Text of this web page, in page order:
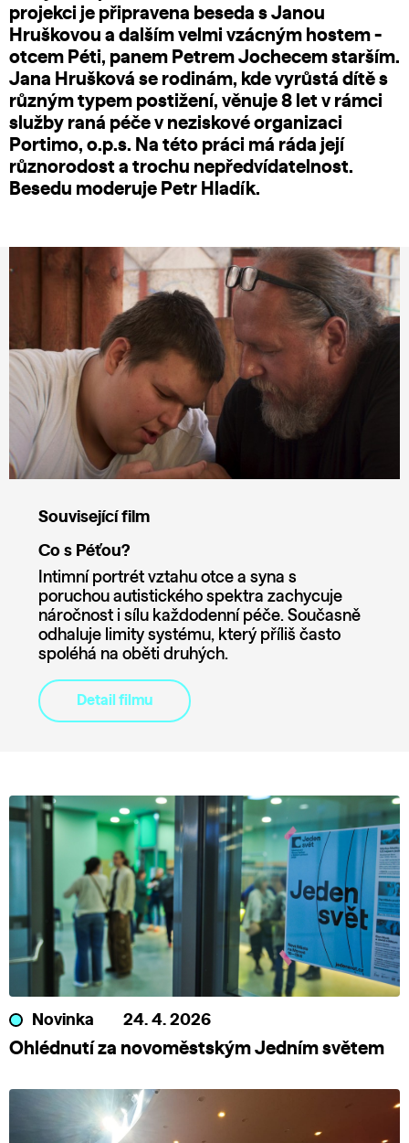
projekci je připravena beseda s Janou
Hruškovou a dalším velmi vzácným hostem -
otcem Péti, panem Petrem Jochecem starším.
Jana Hrušková se rodinám, kde vyrůstá dítě s
různým typem postižení, věnuje 8 let v rámci
služby raná péče v neziskové organizaci
Portimo, o.p.s. Na této práci má ráda její
různorodost a trochu nepředvídatelnost.
Besedu moderuje Petr Hladík.
Související film
Co s Péťou?
Intimní portrét vztahu otce a syna s
poruchou autistického spektra zachycuje
náročnost i sílu každodenní péče. Současně
odhaluje limity systému, který příliš často
spoléhá na oběti druhých.
Detail filmu
Novinka 24. 4. 2026
Ohlédnutí za novoměstským Jedním světem